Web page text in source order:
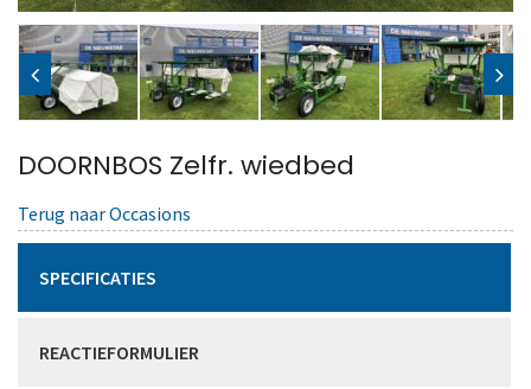
DOORNBOS Zelfr. wiedbed
Terug naar Occasions
SPECIFICATIES
REACTIEFORMULIER